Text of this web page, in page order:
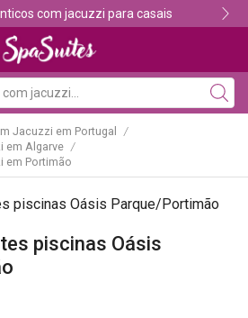
os melhores alojamentos com jacuzzi
Jacuzzi em Portugal /
em Algarve /
em Portimão
piscinas Oásis